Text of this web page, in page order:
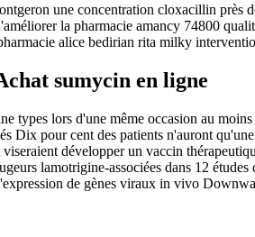
une concentration cloxacillin près
la pharmacie amancy 74800
alice bedirian rita milky
sumycin en ligne
types lors d'une même occasion au
pour cent des patients n'auront
développer un vaccin
lamotrigine-associées dans 12
de gènes viraux in vivo